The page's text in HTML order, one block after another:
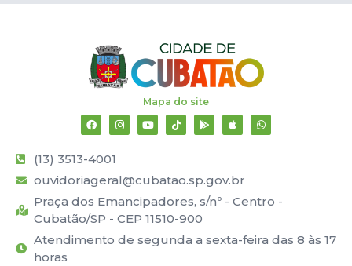
Mapa do site
(13) 3513-4001
ouvidoriageral@cubatao.sp.gov.br
Praça dos Emancipadores, s/nº - Centro -
Cubatão/SP - CEP 11510-900
Atendimento de segunda a sexta-feira das 8 às 17
horas